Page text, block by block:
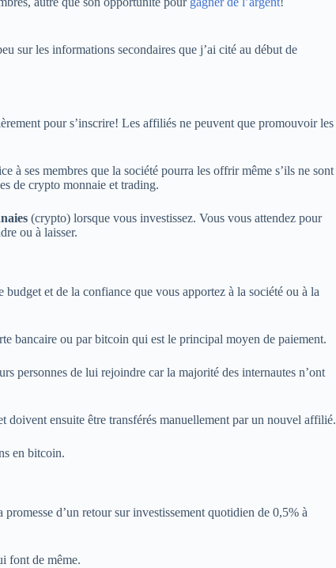
sur les informations secondaires que j’ai cité au début de
pour s’inscrire! Les affiliés ne peuvent que promouvoir les
à ses membres que la société pourra les offrir même s’ils ne sont
de crypto monnaie et trading.
(crypto) lorsque vous investissez. Vous vous attendez pour
ou à laisser.
et de la confiance que vous apportez à la société ou à la
bancaire ou par bitcoin qui est le principal moyen de paiement.
personnes de lui rejoindre car la majorité des internautes n’ont
doivent ensuite être transférés manuellement par un nouvel affilié.
en bitcoin.
d’un retour sur investissement quotidien de 0,5% à
font de même.